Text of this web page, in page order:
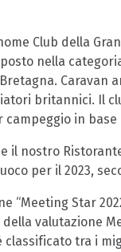
Club della
nella
Caravan
britannici. Il
in
il nostro
per il 2023,
“Meeting Star
valutazione
classificato tra i